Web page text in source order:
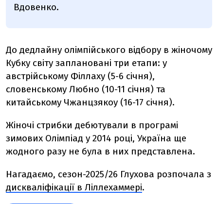
Вдовенко.
До дедлайну олімпійського відбору в жіночому
Кубку світу заплановані три етапи: у
австрійському Філлаху (5-6 січня),
словенському Любно (10-11 січня) та
китайському Чжанцзякоу (16-17 січня).
Жіночі стрибки дебютували в програмі
зимових Олімпіад у 2014 році, Україна ще
жодного разу не була в них представлена.
Нагадаємо, сезон-2025/26 Глухова розпочала з
дискваліфікації в Ліллехаммері.